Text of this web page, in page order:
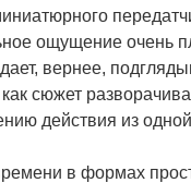
ощущение очень
вернее,
сюжет
действия из одной
в формах